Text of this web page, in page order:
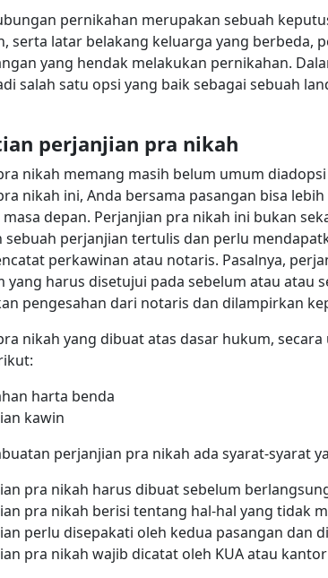
pernikahan merupakan sebuah
serta latar belakang keluarga yang berbeda,
yang hendak melakukan pernikahan.
salah satu opsi yang baik sebagai sebuah
perjanjian pra nikah
nikah memang masih belum umum
nikah ini, Anda bersama pasangan bisa
depan. Perjanjian pra nikah ini bukan
sebuah perjanjian tertulis dan perlu
perkawinan atau notaris. Pasalnya,
yang harus disetujui pada sebelum atau atau
pengesahan dari notaris dan dilampirkan
nikah yang dibuat atas dasar hukum,
harta benda
kawin
perjanjian pra nikah ada syarat-syarat
pra nikah harus dibuat sebelum
pra nikah berisi tentang hal-hal yang tidak
perlu disepakati oleh kedua pasangan dan
pra nikah wajib dicatat oleh KUA atau